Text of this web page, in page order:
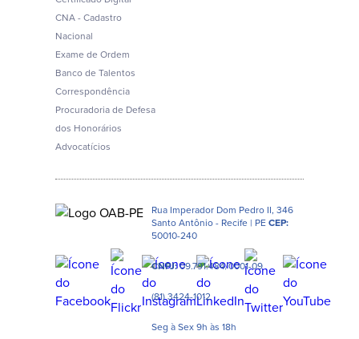
CNA - Cadastro
Nacional
Exame de Ordem
Banco de Talentos
Correspondência
Procuradoria de Defesa
dos Honorários
Advocatícios
Rua Imperador Dom Pedro II, 346
Santo Antônio - Recife | PECEP:
50010-240
CNPJ:09.791.484/0001-09
(81) 3424-1012
Seg à Sex 9h às 18h